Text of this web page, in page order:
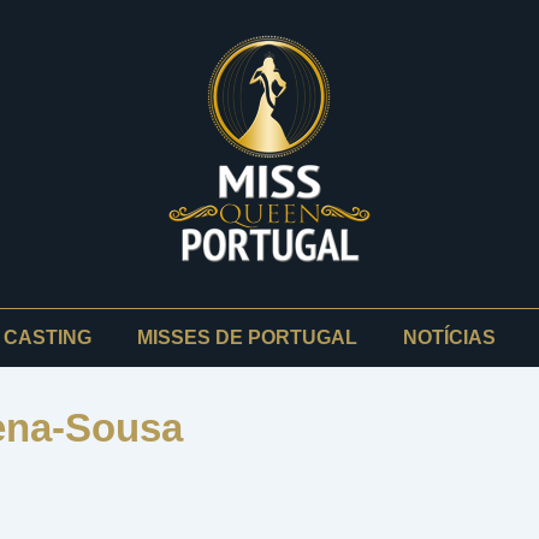
CASTING MISSES DE PORTUGAL NOTÍCIAS
Sousa